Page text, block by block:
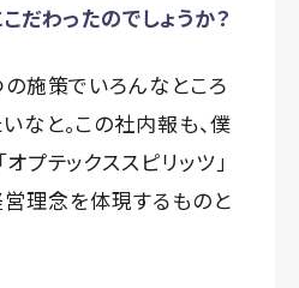
だわったのでしょうか？
の施策でいろんなところ
なと。この社内報も、僕
プテックススピリッツ」
営理念を体現するものと